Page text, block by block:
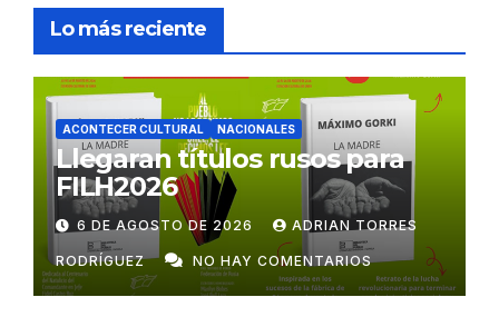
Lo más reciente
ACONTECER CULTURAL NACIONALES
Llegaran títulos rusos para
FILH2026
6 DE AGOSTO DE 2026 ADRIAN TORRES
RODRÍGUEZ NO HAY COMENTARIOS